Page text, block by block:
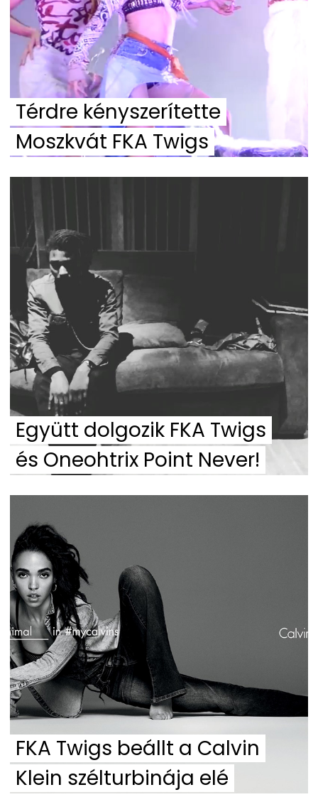
Térdre kényszerítette
Moszkvát FKA Twigs
Együtt dolgozik FKA Twigs
és Oneohtrix Point Never!
FKA Twigs beállt a Calvin
Klein szélturbinája elé